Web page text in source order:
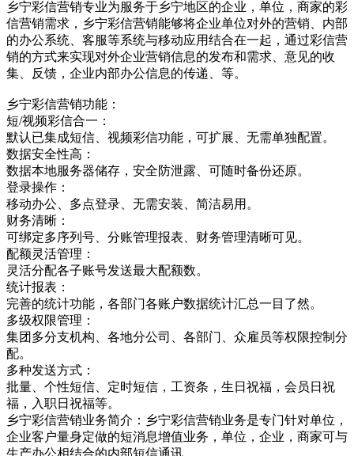
乡宁彩信营销专业为服务于乡宁地区的企业，单位，商家的彩
信营销需求，乡宁彩信营销能够将企业单位对外的营销、内部
的办公系统、客服等系统与移动应用结合在一起，通过彩信营
销的方式来实现对外企业营销信息的发布和需求、意见的收
集、反馈，企业内部办公信息的传递、等。
乡宁彩信营销功能：
短/视频彩信合一：
默认已集成短信、视频彩信功能，可扩展、无需单独配置。
数据安全性高：
数据本地服务器储存，安全防泄露、可随时备份还原。
登录操作：
移动办公、多点登录、无需安装、简洁易用。
财务清晰：
可绑定多序列号、分账管理报表、财务管理清晰可见。
配额灵活管理：
灵活分配各子账号发送最大配额数。
统计报表：
完善的统计功能，各部门各账户数据统计汇总一目了然。
多级权限管理：
集团多分支机构、各地分公司、各部门、众雇员等权限控制分
配。
多种发送方式：
批量、个性短信、定时短信，工资条，生日祝福，会员日祝
福，入职日祝福等。
乡宁彩信营销业务简介：乡宁彩信营销业务是专门针对单位，
企业客户量身定做的短消息增值业务，单位，企业，商家可与
生产办公相结合的内部短信通讯，